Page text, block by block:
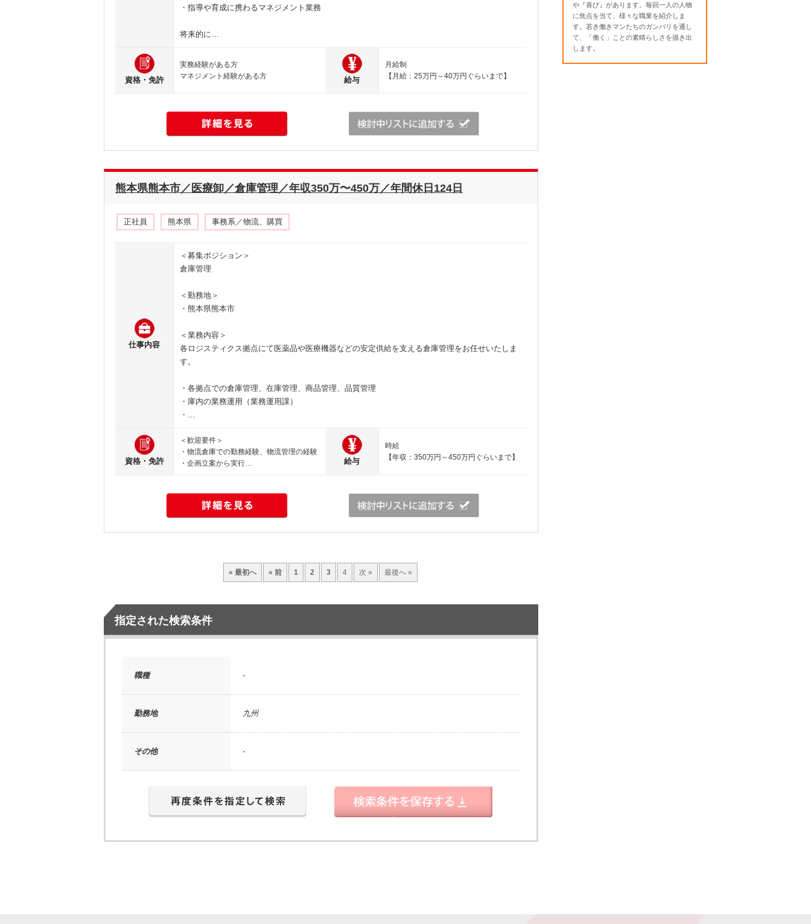
・指導や育成に携わるマネジメント業務
将来的に…
資格・免許
実務経験がある方
マネジメント経験がある方
給与
月給制
【月給：25万円～40万円ぐらいまで】
熊本県熊本市／医療卸／倉庫管理／年収350万〜450万／年間休日124日
正社員 熊本県 事務系／物流、購買
仕事内容
＜募集ポジション＞
倉庫管理
＜勤務地＞
・熊本県熊本市
＜業務内容＞
各ロジスティクス拠点にて医薬品や医療機器などの安定供給を支える倉庫管理をお任せいたしま
す。
・各拠点での倉庫管理、在庫管理、商品管理、品質管理
・庫内の業務運用（業務運用課）
・…
資格・免許
＜歓迎要件＞
・物流倉庫での勤務経験、物流管理の経験
・企画立案から実行…
給与
時給
【年収：350万円～450万円ぐらいまで】
« 最初へ « 前 1 2 3 4 次 » 最後へ »
指定された検索条件
職種 -
勤務地 九州
その他 -
や『喜び』があります。毎回一人の人物
に焦点を当て、様々な職業を紹介しま
す。若き働きマンたちのガンバリを通し
て、「働く」ことの素晴らしさを描き出
します。